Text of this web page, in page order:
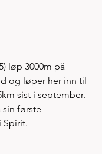
løp 3000m på
og løper her inn til
sist i september.
sin første
Spirit.